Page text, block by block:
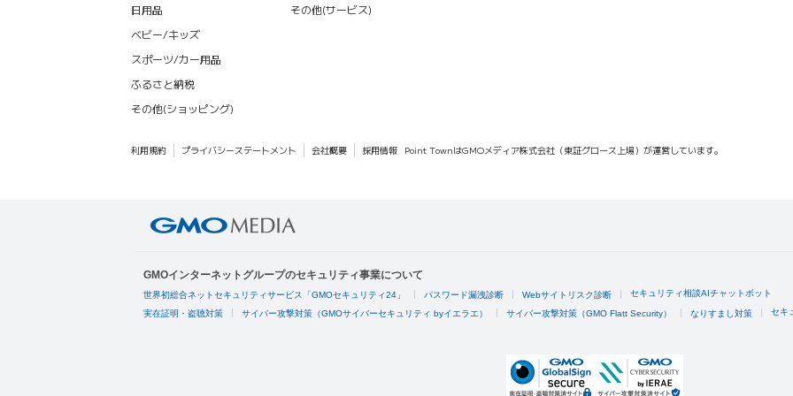
日用品
ベビー/キッズ
スポーツ/カー用品
ふるさと納税
その他(ショッピング)
その他(サービス)
利用規約 プライバシーステートメント 会社概要 採用情報 Point TownはGMOメディア株式会社（東証グロース上場）が運営しています。
GMOインターネットグループのセキュリティ事業について
世界初総合ネットセキュリティサービス「GMOセキュリティ24」 パスワード漏洩診断 Webサイトリスク診断 セキュリティ相談AIチャットボット
実在証明・盗聴対策 サイバー攻撃対策（GMOサイバーセキュリティ byイエラエ） サイバー攻撃対策（GMO Flatt Security） なりすまし対策 セキ